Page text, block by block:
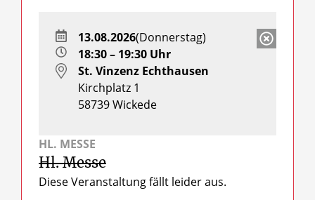
HL. MESSE
Hl. Messe
Diese Veranstaltung fällt leider aus.
13.08.2026(Donnerstag)
18:30 – 19:30 Uhr
St. Vinzenz Echthausen
Kirchplatz 1
58739Wickede